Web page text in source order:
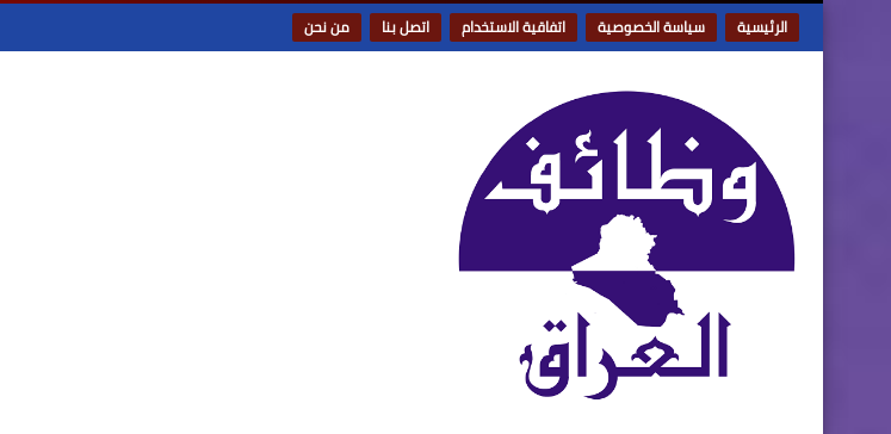
الرئيسية سياسة الخصوصية اتفاقية الاستخدام اتصل بنا من نحن